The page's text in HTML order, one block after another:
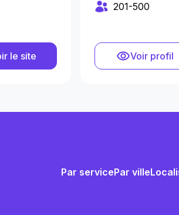
le site
201-500
Voir profil
Par servicePar ville